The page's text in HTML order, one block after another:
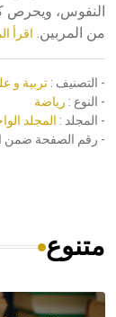
النفوس، ويحرص
من المربين. اقرأ
- التصنيف : تربية و
- النوع : رياضة
- المجلد : المجلد
- رقم الصفحة ضمن
متنوع